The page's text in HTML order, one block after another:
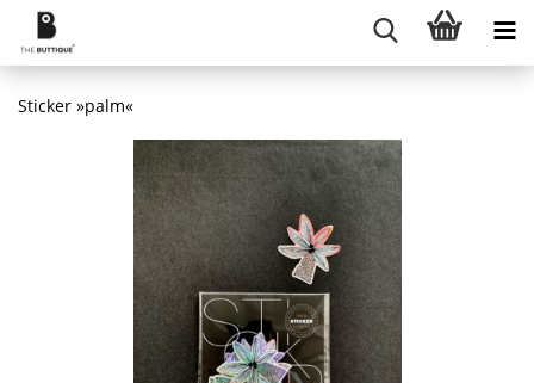
Sticker »palm«